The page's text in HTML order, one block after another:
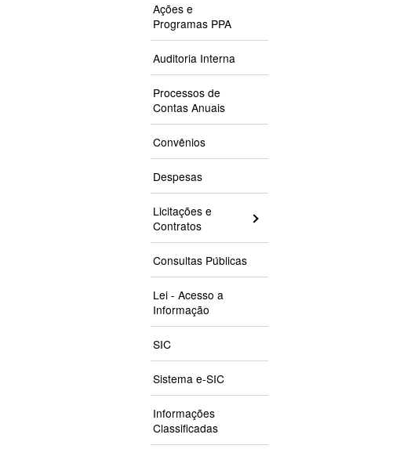
Ações e
Programas PPA
Auditoria Interna
Processos de
Contas Anuais
Convênios
Despesas
Licitações e
Contratos
Consultas Públicas
Lei - Acesso a
Informação
SIC
Sistema e-SIC
Informações
Classificadas